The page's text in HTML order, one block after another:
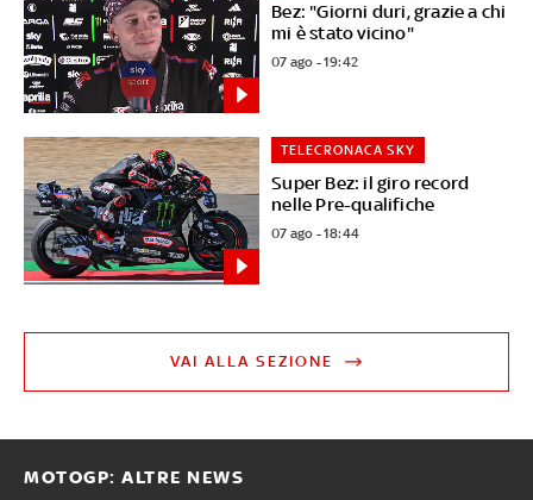
Bez: "Giorni duri, grazie a chi
mi è stato vicino"
07 ago - 19:42
Super Bez: il giro record
nelle Pre-qualifiche
TELECRONACA SKY
07 ago - 18:44
VAI ALLA SEZIONE
MOTOGP: ALTRE NEWS